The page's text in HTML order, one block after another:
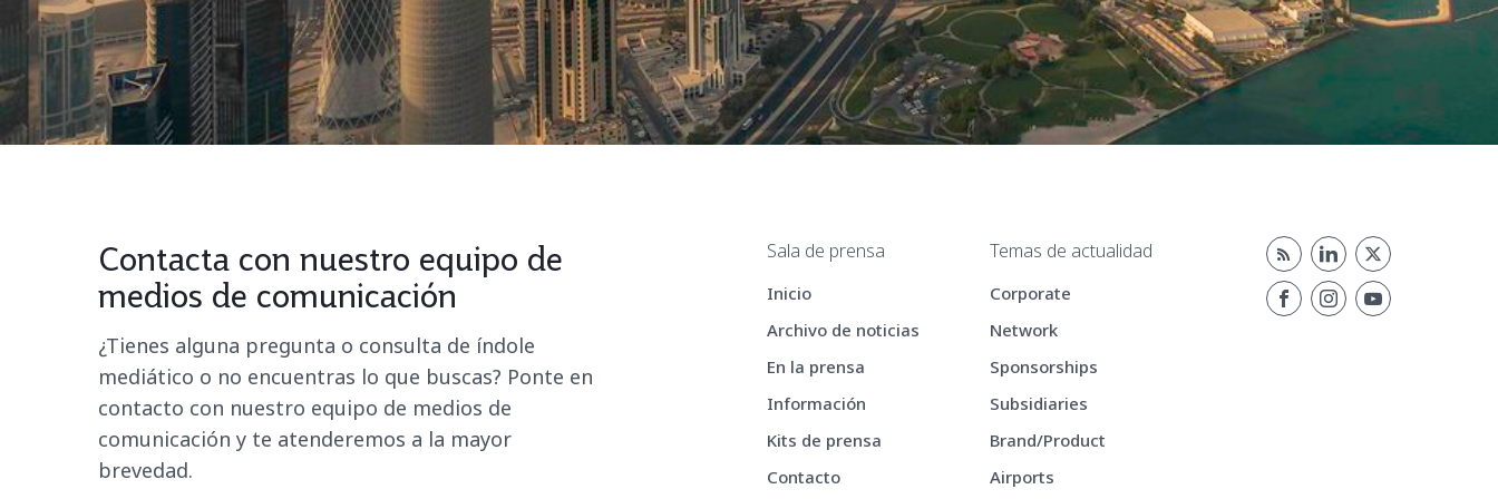
Contacta con nuestro equipo de
medios de comunicación
¿Tienes alguna pregunta o consulta de índole
mediático o no encuentras lo que buscas? Ponte en
contacto con nuestro equipo de medios de
comunicación y te atenderemos a la mayor
brevedad.
Sala de prensa
Inicio
Archivo de noticias
En la prensa
Información
Kits de prensa
Contacto
Temas de actualidad
Corporate
Network
Sponsorships
Subsidiaries
Brand/Product
Airports